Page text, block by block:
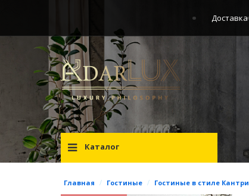
Доставка
Каталог
Главная / Гостиные / Гостиные в стиле Кантри